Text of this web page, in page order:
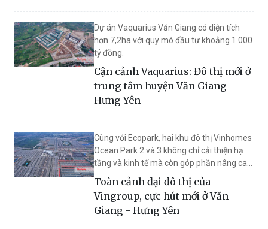
Dự án Vaquarius Văn Giang có diện tích
hơn 7,2ha với quy mô đầu tư khoảng 1.000
tỷ đồng.
Cận cảnh Vaquarius: Đô thị mới ở
trung tâm huyện Văn Giang -
Hưng Yên
Cùng với Ecopark, hai khu đô thị Vinhomes
Ocean Park 2 và 3 không chỉ cải thiện hạ
tầng và kinh tế mà còn góp phần nâng cao
vị thế của huyện Văn Giang tại Hưng Yên.
Toàn cảnh đại đô thị của
Vingroup, cực hút mới ở Văn
Giang - Hưng Yên